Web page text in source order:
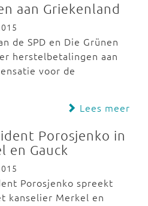
aan Griekenland
de SPD en Die Grünen
herstelbetalingen aan
voor de
Lees meer
Porosjenko in
en Gauck
Porosjenko spreekt
kanselier Merkel en